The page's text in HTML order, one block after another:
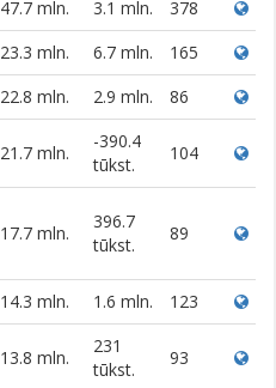
47.7 mln. 3.1 mln.
378
23.3 mln. 6.7 mln.
165
22.8 mln. 2.9 mln. 86
21.7 mln.
-390.4
tūkst.
104
17.7 mln.
396.7
tūkst.
89
14.3 mln. 1.6 mln. 123
13.8 mln.
231
tūkst.
93